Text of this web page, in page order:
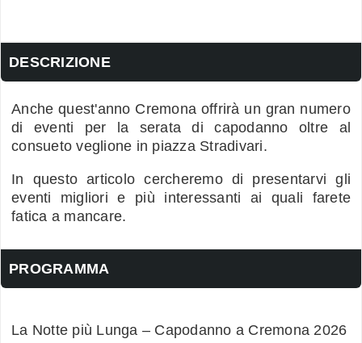
DESCRIZIONE
Anche quest'anno Cremona offrirà un gran numero
di eventi per la serata di capodanno oltre al
consueto veglione in piazza Stradivari.
In questo articolo cercheremo di presentarvi gli
eventi migliori e più interessanti ai quali farete
fatica a mancare.
PROGRAMMA
La Notte più Lunga – Capodanno a Cremona 2026